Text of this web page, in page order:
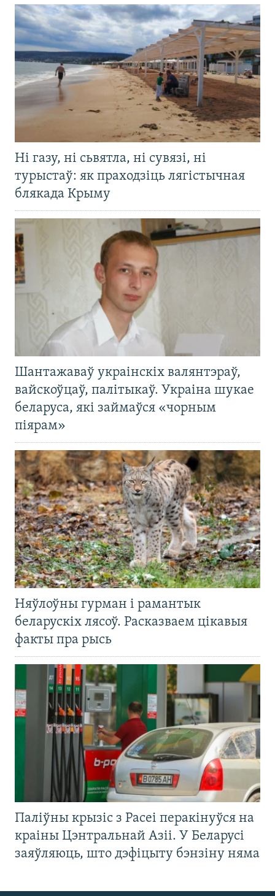
Ні газу, ні сьвятла, ні сувязі, ні
турыстаў: як праходзіць лягістычная
блякада Крыму
Шантажаваў украінскіх валянтэраў,
вайскоўцаў, палітыкаў. Украіна шукае
беларуса, які займаўся «чорным
піярам»
Няўлоўны гурман і рамантык
беларускіх лясоў. Расказваем цікавыя
факты пра рысь
Паліўны крызіс з Расеі перакінуўся на
краіны Цэнтральнай Азіі. У Беларусі
заяўляюць, што дэфіцыту бэнзіну няма